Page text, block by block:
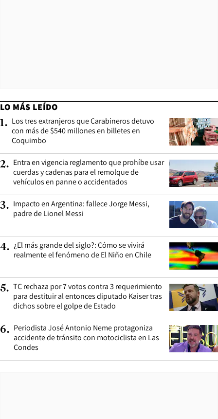
LO MÁS LEÍDO
1. Los tres extranjeros que Carabineros detuvo
con más de $540 millones en billetes en
Coquimbo
2. Entra en vigencia reglamento que prohíbe usar
cuerdas y cadenas para el remolque de
vehículos en panne o accidentados
3. Impacto en Argentina: fallece Jorge Messi,
padre de Lionel Messi
4. ¿El más grande del siglo?: Cómo se vivirá
realmente el fenómeno de El Niño en Chile
5. TC rechaza por 7 votos contra 3 requerimiento
para destituir al entonces diputado Kaiser tras
dichos sobre el golpe de Estado
6. Periodista José Antonio Neme protagoniza
accidente de tránsito con motociclista en Las
Condes